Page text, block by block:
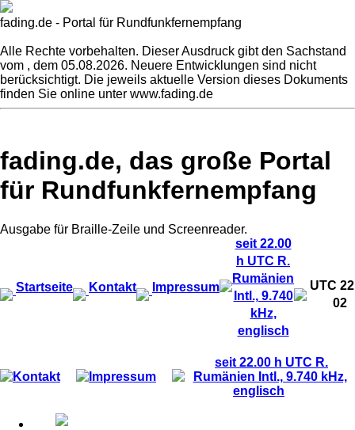
fading.de - Portal für Rundfunkfernempfang
Alle Rechte vorbehalten. Dieser Ausdruck gibt den Sachstand
vom , dem 05.08.2026. Neuere Entwicklungen sind nicht
berücksichtigt. Die jeweils aktuelle Version dieses Dokuments
finden Sie online unter www.fading.de
fading.de, das große Portal
für Rundfunkfernempfang
Ausgabe für Braille-Zeile und Screenreader.
Startseite Kontakt Impressum
seit 22.00
h UTC R.
Rumänien
Intl., 9.740
kHz,
englisch
UTC
02
Kontakt Impressum
seit 22.00 h UTC R.
Rumänien Intl., 9.740 kHz,
englisch